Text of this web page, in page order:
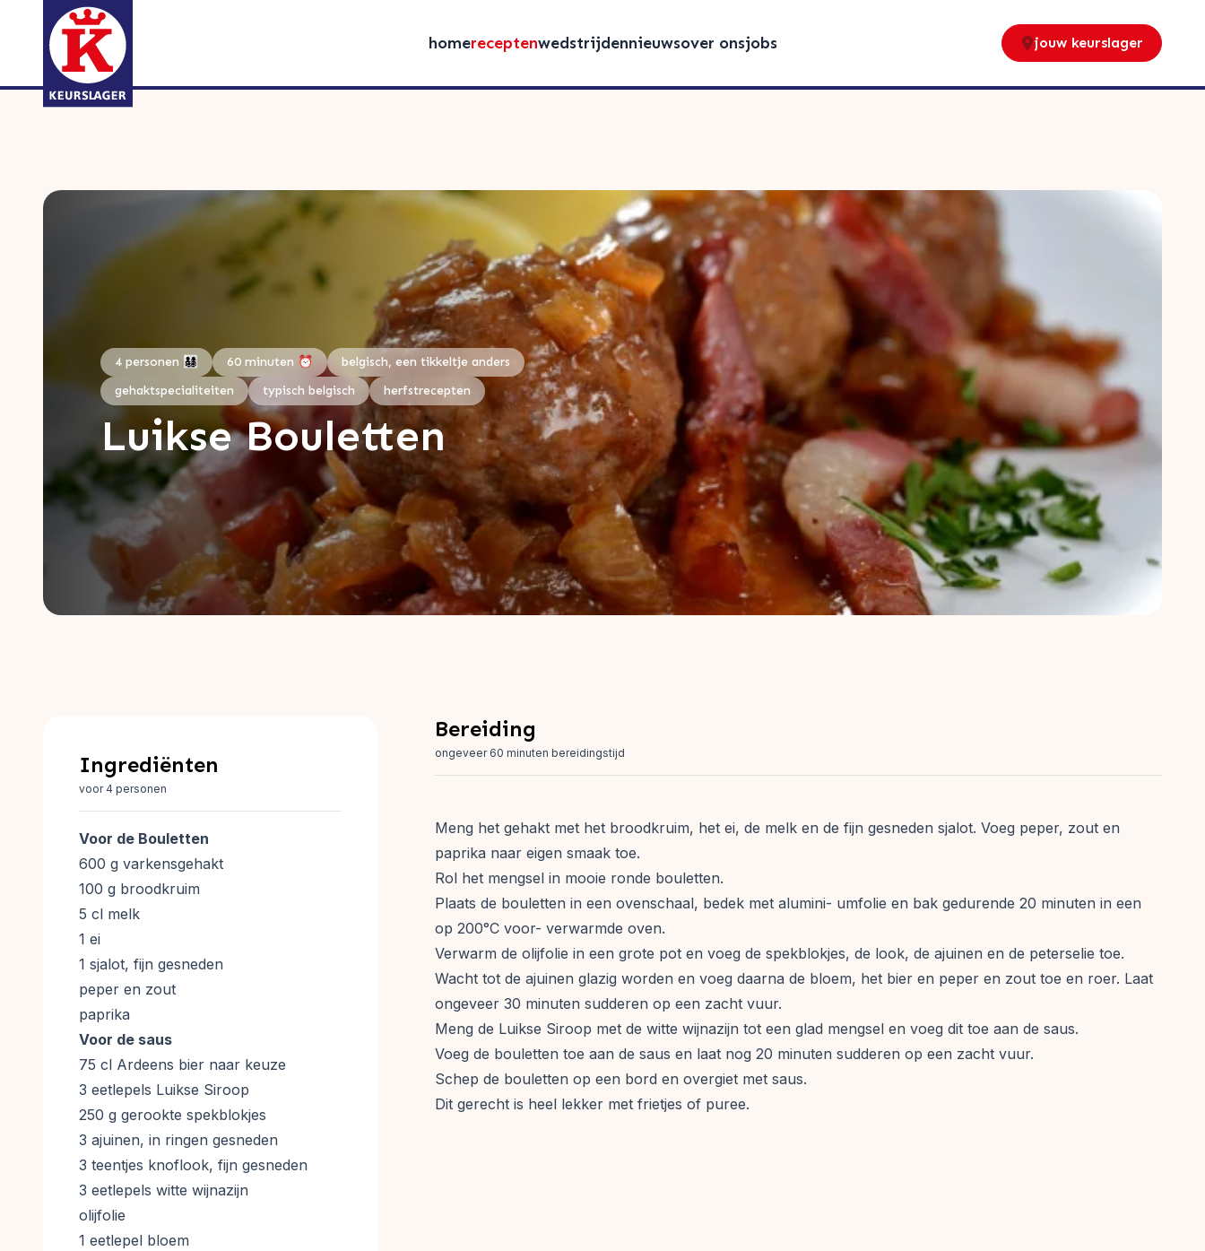
homereceptenwedstrijdennieuwsover onsjobs jouw keurslager
4 personen 👨‍👩‍👧‍👦 60 minuten ⏰
belgisch, een tikkeltje anders
gehaktspecialiteiten
typisch belgisch herfstrecepten
Luikse Bouletten
Ingrediënten
voor 4 personen
Voor de Bouletten
600 g varkensgehakt
100 g broodkruim
5 cl melk
1 ei
1 sjalot, fijn gesneden
peper en zout
paprika
Voor de saus
75 cl Ardeens bier naar keuze
3 eetlepels Luikse Siroop
250 g gerookte spekblokjes
3 ajuinen, in ringen gesneden
3 teentjes knoflook, fijn gesneden
3 eetlepels witte wijnazijn
olijfolie
1 eetlepel bloem
Bereiding
ongeveer 60 minuten bereidingstijd
Meng het gehakt met het broodkruim, het ei, de melk en de fijn gesneden sjalot. Voeg peper, zout en
paprika naar eigen smaak toe.
Rol het mengsel in mooie ronde bouletten.
Plaats de bouletten in een ovenschaal, bedek met alumini- umfolie en bak gedurende 20 minuten in een
op 200°C voor- verwarmde oven.
Verwarm de olijfolie in een grote pot en voeg de spekblokjes, de look, de ajuinen en de peterselie toe.
Wacht tot de ajuinen glazig worden en voeg daarna de bloem, het bier en peper en zout toe en roer. Laat
ongeveer 30 minuten sudderen op een zacht vuur.
Meng de Luikse Siroop met de witte wijnazijn tot een glad mengsel en voeg dit toe aan de saus.
Voeg de bouletten toe aan de saus en laat nog 20 minuten sudderen op een zacht vuur.
Schep de bouletten op een bord en overgiet met saus.
Dit gerecht is heel lekker met frietjes of puree.